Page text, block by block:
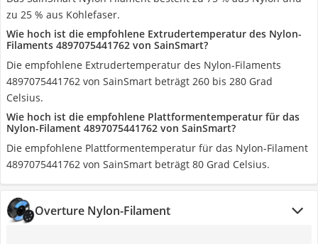
zu 25 % aus Kohlefaser.
Wie hoch ist die empfohlene Extrudertemperatur des Nylon-
Filaments 4897075441762 von SainSmart?
Die empfohlene Extrudertemperatur des Nylon-Filaments
4897075441762 von SainSmart beträgt 260 bis 280 Grad
Celsius.
Wie hoch ist die empfohlene Plattformentemperatur für das
Nylon-Filament 4897075441762 von SainSmart?
Die empfohlene Plattformentemperatur für das Nylon-Filament
4897075441762 von SainSmart beträgt 80 Grad Celsius.
Overture Nylon-Filament